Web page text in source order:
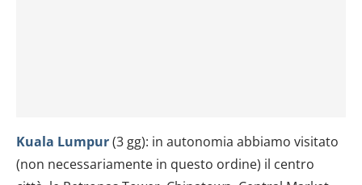
Kuala Lumpur(3 gg): in autonomia abbiamo visitato
(non necessariamente in questo ordine) il centro